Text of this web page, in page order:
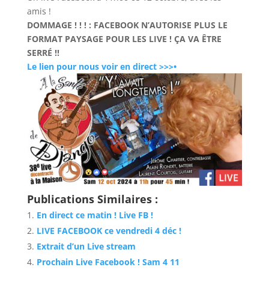
amis !
DOMMAGE ! ! ! : FACEBOOK N’AUTORISE PLUS LE
FORMAT PAYSAGE POUR LES LIVE ! ÇA VA ÊTRE
SERRÉ !!
Le lien pour nous voir en direct >>>•
Publications Similaires :
En direct ce matin ! Live FB !
LIVE FACEBOOK ce vendredi 4 déc !
Extrait d’un Live stream
Prochain Live Facebook ! Sam 4 11